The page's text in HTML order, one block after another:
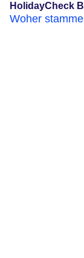
HolidayCheck
Woher